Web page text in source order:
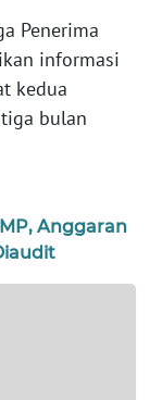
Penerima
informasi
kedua
bulan
Anggaran